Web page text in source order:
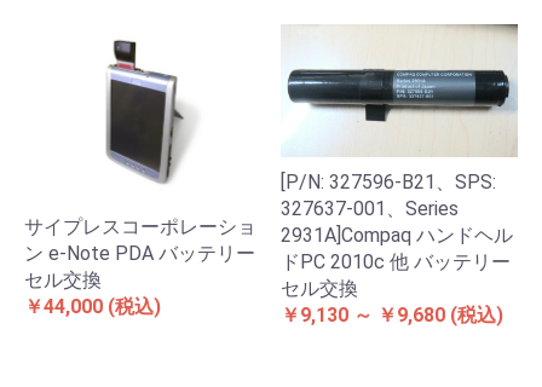
サイプレスコーポレーショ
ン e-Note PDA バッテリー
セル交換
￥44,000 (税込)
[P/N: 327596-B21、SPS:
327637-001、Series
2931A]Compaq ハンドヘル
ドPC 2010c 他 バッテリー
セル交換
￥9,130 ～ ￥9,680 (税込)